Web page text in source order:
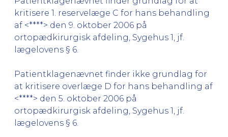
kritisere 1. reservelæge C for hans behandling
af <****> den 9. oktober 2006 på
ortopædkirurgisk afdeling, Sygehus 1, jf.
lægelovens § 6.
Patientklagenævnet finder ikke grundlag for
at kritisere overlæge D for hans behandling af
<****> den 5. oktober 2006 på
ortopædkirurgisk afdeling, Sygehus 1, jf.
lægelovens § 6.